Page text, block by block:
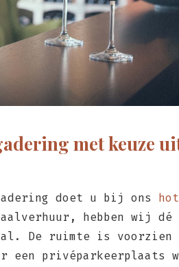
met keuze
doet u bij ons
hebben wij dé
De ruimte is voorzien
een privéparkeerplaats